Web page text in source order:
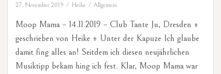
27. November 2019 Heike Allgemein
Moop Mama – 14.11.2019 – Club Tante Ju, Dresden +
geschrieben von Heike + Unter der Kapuze Ich glaube
damit fing alles an! Seitdem ich diesen neujährlichen
Musiktipp bekam hing ich fest. Klar, Moop Mama war